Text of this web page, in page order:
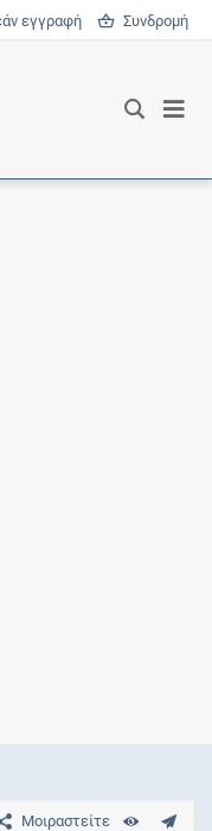
εγγραφή Συνδρομή
Μοιραστείτε